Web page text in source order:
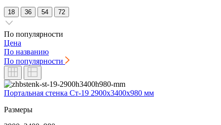
18 36 54 72
По популярности
Цена
По названию
По популярности
Портальная стенка Ст-19 2900х3400х980 мм
Размеры